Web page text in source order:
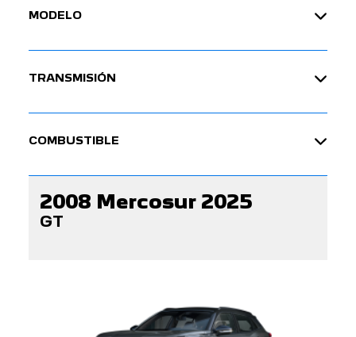
MODELO
TRANSMISIÓN
COMBUSTIBLE
2008 Mercosur 2025
GT